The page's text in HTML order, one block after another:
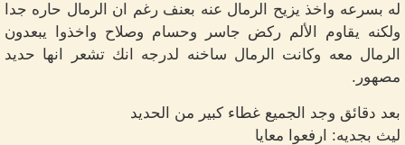
له بسرعه واخذ يزيح الرمال عنه بعنف رغم ان الرمال حاره جدا
ولكنه يقاوم الألم ركض جاسر وحسام وصلاح واخذوا يبعدون
الرمال معه وكانت الرمال ساخنه لدرجه انك تشعر انها حديد
مصهور.
بعد دقائق وجد الجميع غطاء كبير من الحديد
ليث بجديه: ارفعوا معايا